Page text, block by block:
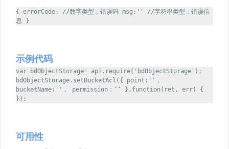
{ errorCode: //数字类型；错误码 msg:'' //字符串类型；错误信
息 }
示例代码
var bdObjectStorage= api.require('bdObjectStorage');
bdObjectStorage.setBucketAcl({ point:''，
bucketName:''， permission：’‘ },function(ret, err) {
});
可用性